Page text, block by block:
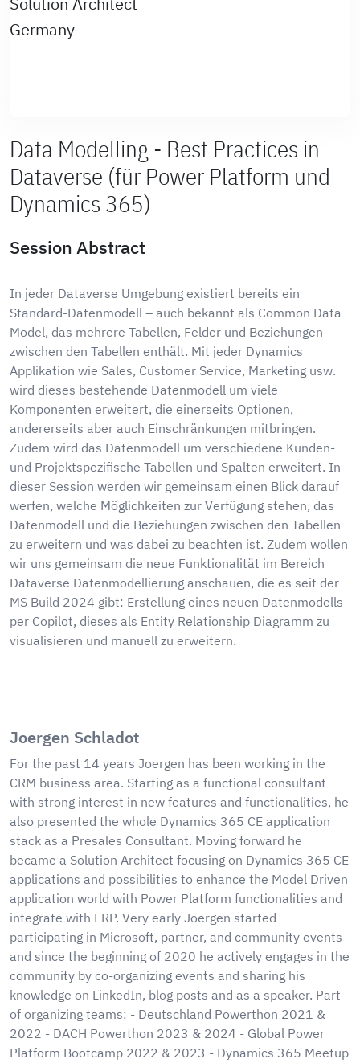
Germany
Data Modelling - Best Practices in
Dataverse (für Power Platform und
Dynamics 365)
Session Abstract
In jeder Dataverse Umgebung existiert bereits ein
Standard-Datenmodell – auch bekannt als Common Data
Model, das mehrere Tabellen, Felder und Beziehungen
zwischen den Tabellen enthält. Mit jeder Dynamics
Applikation wie Sales, Customer Service, Marketing usw.
wird dieses bestehende Datenmodell um viele
Komponenten erweitert, die einerseits Optionen,
andererseits aber auch Einschränkungen mitbringen.
Zudem wird das Datenmodell um verschiedene Kunden-
und Projektspezifische Tabellen und Spalten erweitert. In
dieser Session werden wir gemeinsam einen Blick darauf
werfen, welche Möglichkeiten zur Verfügung stehen, das
Datenmodell und die Beziehungen zwischen den Tabellen
zu erweitern und was dabei zu beachten ist. Zudem wollen
wir uns gemeinsam die neue Funktionalität im Bereich
Dataverse Datenmodellierung anschauen, die es seit der
MS Build 2024 gibt: Erstellung eines neuen Datenmodells
per Copilot, dieses als Entity Relationship Diagramm zu
visualisieren und manuell zu erweitern.
Joergen Schladot
For the past 14 years Joergen has been working in the
CRM business area. Starting as a functional consultant
with strong interest in new features and functionalities, he
also presented the whole Dynamics 365 CE application
stack as a Presales Consultant. Moving forward he
became a Solution Architect focusing on Dynamics 365 CE
applications and possibilities to enhance the Model Driven
application world with Power Platform functionalities and
integrate with ERP. Very early Joergen started
participating in Microsoft, partner, and community events
and since the beginning of 2020 he actively engages in the
community by co-organizing events and sharing his
knowledge on LinkedIn, blog posts and as a speaker. Part
of organizing teams: - Deutschland Powerthon 2021 &
2022 - DACH Powerthon 2023 & 2024 - Global Power
Platform Bootcamp 2022 & 2023 - Dynamics 365 Meetup